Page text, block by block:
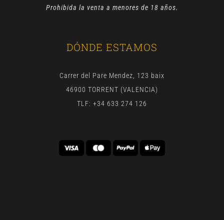
Prohibida la venta a menores de 18 años.
DÓNDE ESTAMOS
Carrer del Pare Mendez, 123 baix
46900 TORRENT (VALENCIA)
TLF: +34 633 274 126